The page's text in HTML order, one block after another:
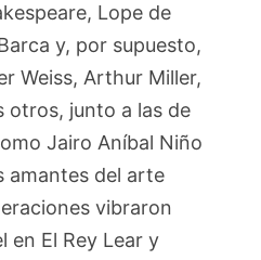
Lope de
y, por supuesto,
Weiss, Arthur Miller,
otros, junto a las de
Jairo Aníbal Niño
amantes del arte
vibraron
en El Rey Lear y